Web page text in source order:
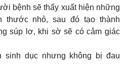
bệnh sẽ thấy xuất hiện những
thước nhỏ, sau đó tạo thành
súp lơ, khi sờ sẽ có cảm giác
sinh dục nhưng không bị đau